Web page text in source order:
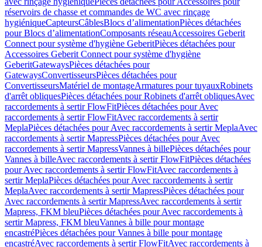
réservoirs de chasse et commandes de WC avec rinçage
hygiéniqueCapteursCâblesBlocs d’alimentationPièces détachées
pour Blocs d’alimentationComposants réseauAccessoires Geberit
Connect pour système d'hygiène GeberitPièces détachées pour
Accessoires Geberit Connect pour système d'hygiène
GeberitGatewaysPièces détachées pour
GatewaysConvertisseursPièces détachées pour
ConvertisseursMatériel de montageArmatures pour tuyauxRobinets
d'arrêt obliquesPièces détachées pour Robinets d'arrêt obliquesAvec
raccordements à sertir FlowFitPièces détachées pour Avec
raccordements à sertir FlowFitAvec raccordements à sertir
MeplaPièces détachées pour Avec raccordements à sertir MeplaAvec
raccordements à sertir MapressPièces détachées pour Avec
raccordements à sertir MapressVannes à billePièces détachées pour
Vannes à billeAvec raccordements à sertir FlowFitPièces détachées
pour Avec raccordements à sertir FlowFitAvec raccordements à
sertir MeplaPièces détachées pour Avec raccordements à sertir
MeplaAvec raccordements à sertir MapressPièces détachées pour
Avec raccordements à sertir MapressAvec raccordements à sertir
Mapress, FKM bleuPièces détachées pour Avec raccordements à
sertir Mapress, FKM bleuVannes à bille pour montage
encastréPièces détachées pour Vannes à bille pour montage
encastréAvec raccordements à sertir FlowFitAvec raccordements à